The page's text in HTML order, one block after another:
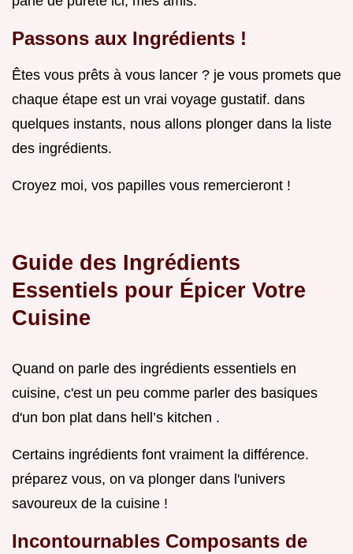
Passons aux Ingrédients !
Êtes vous prêts à vous lancer ? je vous promets que
chaque étape est un vrai voyage gustatif. dans
quelques instants, nous allons plonger dans la liste
des ingrédients.
Croyez moi, vos papilles vous remercieront !
Guide des Ingrédients
Essentiels pour Épicer Votre
Cuisine
Quand on parle des ingrédients essentiels en
cuisine, c'est un peu comme parler des basiques
d'un bon plat dans hell’s kitchen .
Certains ingrédients font vraiment la différence.
préparez vous, on va plonger dans l'univers
savoureux de la cuisine !
Incontournables Composants de